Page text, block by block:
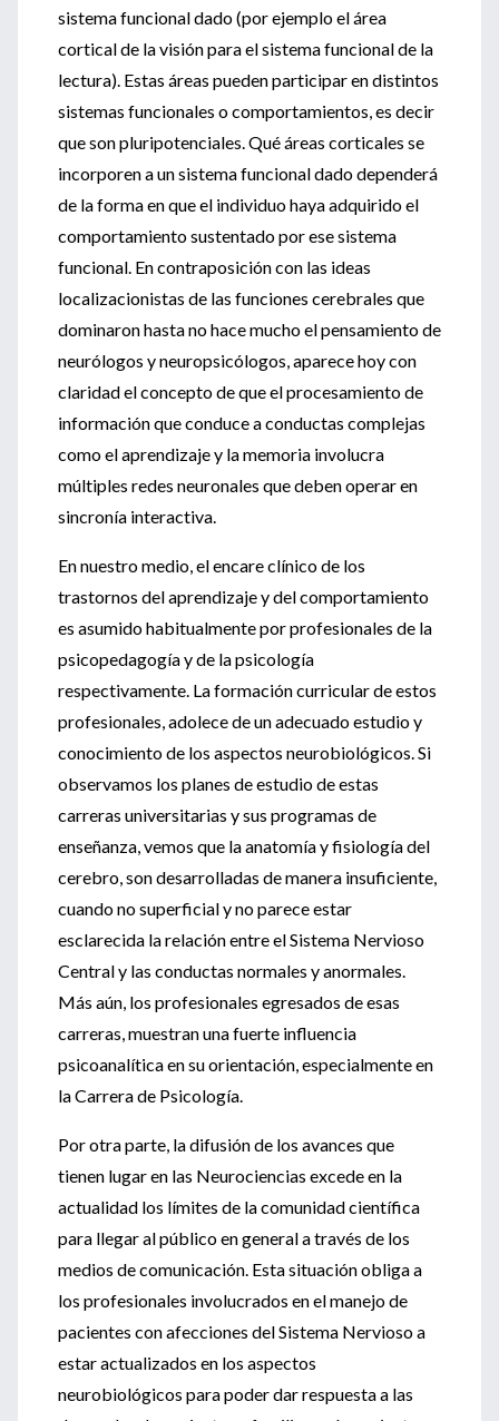
sistema funcional dado (por ejemplo el área
cortical de la visión para el sistema funcional de la
lectura). Estas áreas pueden participar en distintos
sistemas funcionales o comportamientos, es decir
que son pluripotenciales. Qué áreas corticales se
incorporen a un sistema funcional dado dependerá
de la forma en que el individuo haya adquirido el
comportamiento sustentado por ese sistema
funcional. En contraposición con las ideas
localizacionistas de las funciones cerebrales que
dominaron hasta no hace mucho el pensamiento de
neurólogos y neuropsicólogos, aparece hoy con
claridad el concepto de que el procesamiento de
información que conduce a conductas complejas
como el aprendizaje y la memoria involucra
múltiples redes neuronales que deben operar en
sincronía interactiva.
En nuestro medio, el encare clínico de los
trastornos del aprendizaje y del comportamiento
es asumido habitualmente por profesionales de la
psicopedagogía y de la psicología
respectivamente. La formación curricular de estos
profesionales, adolece de un adecuado estudio y
conocimiento de los aspectos neurobiológicos. Si
observamos los planes de estudio de estas
carreras universitarias y sus programas de
enseñanza, vemos que la anatomía y fisiología del
cerebro, son desarrolladas de manera insuficiente,
cuando no superficial y no parece estar
esclarecida la relación entre el Sistema Nervioso
Central y las conductas normales y anormales.
Más aún, los profesionales egresados de esas
carreras, muestran una fuerte influencia
psicoanalítica en su orientación, especialmente en
la Carrera de Psicología.
Por otra parte, la difusión de los avances que
tienen lugar en las Neurociencias excede en la
actualidad los límites de la comunidad científica
para llegar al público en general a través de los
medios de comunicación. Esta situación obliga a
los profesionales involucrados en el manejo de
pacientes con afecciones del Sistema Nervioso a
estar actualizados en los aspectos
neurobiológicos para poder dar respuesta a las